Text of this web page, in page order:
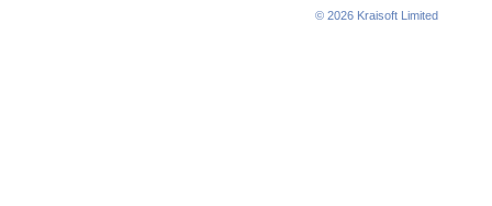
© 2026 Kraisoft Limited